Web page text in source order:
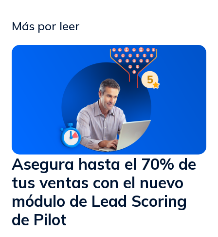
Más por leer
Asegura hasta el 70% de
tus ventas con el nuevo
módulo de Lead Scoring
de Pilot